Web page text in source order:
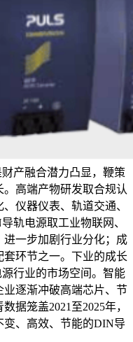
产融合潜力凸显，鞭策
高端产物研发取合规认
仪器仪表、轨道交通、
轨电源取工业物联网、
一步加剧行业分化；成
环节之一。下业的成长
行业的市场空间。智能
逐渐冲破高端芯片、节
据笼盖2021至2025年，
变、高效、节能的DIN导